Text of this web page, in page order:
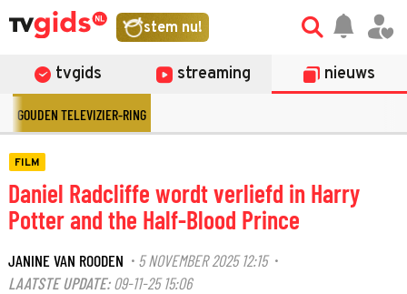
stem nu!
tvgids streaming nieuws
GOUDEN TELEVIZIER-RING
FILM
Daniel Radcliffe wordt verliefd in Harry
Potter and the Half-Blood Prince
JANINE VAN ROODEN · 5 NOVEMBER 2025 12:15·
LAATSTE UPDATE: 09-11-25 15:06